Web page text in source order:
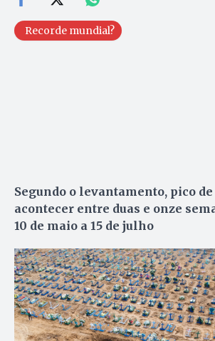
Recorde mundial?
Segundo o levantamento, pico de
acontecer entre duas e onze
10 de maio a 15 de julho